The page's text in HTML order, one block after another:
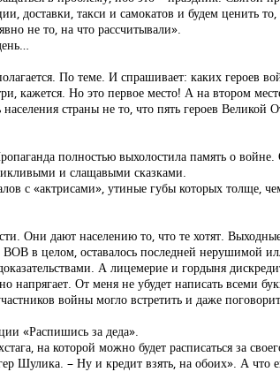
доставки, такси и самокатов и будем ценить
не то, на что рассчитывали».
По теме. И спрашивает: каких героев
кажется. Но это первое место! А на втором
страны не то, что пять героев Великой
полностью выхолостила память о
и слащавыми сказками.
с «актрисами», утиные губы которых толще,
Они дают населению то, что те хотят.
в целом, оставалось последней нерушимой
А лицемерие и гордыня
От меня не убудет написать всеми
войны могло встретить и даже
«Распишись за деда».
на которой можно будет расписаться за
Шулика. – Ну и кредит взять, на обоих». А